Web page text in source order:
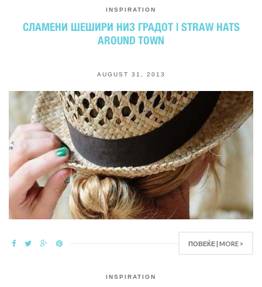
INSPIRATION
СЛАМЕНИ ШЕШИРИ НИЗ ГРАДОТ | STRAW HATS
AROUND TOWN
AUGUST 31, 2013
ПОВЕЌЕ | MORE >
INSPIRATION